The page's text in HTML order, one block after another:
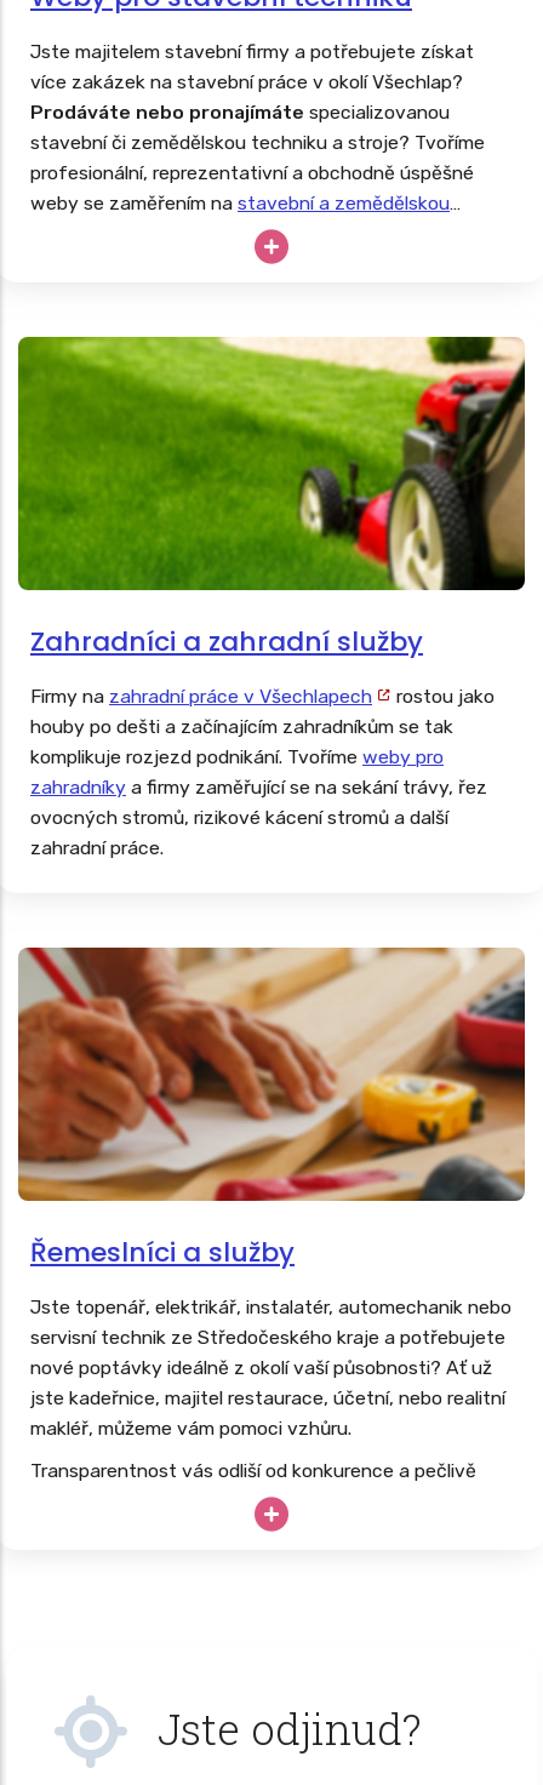
Jste majitelem stavební firmy a potřebujete získat
více zakázek na stavební práce v okolí Všechlap?
Prodáváte nebo pronajímáte specializovanou
stavební či zemědělskou techniku a stroje? Tvoříme
profesionální, reprezentativní a obchodně úspěšné
weby se zaměřením na stavební a zemědělskou
. Drahé stroje nesmějí zahálet, tak proč své
podnikání neopřít o dlouhodobě úspěšný web?
Zahradníci a zahradní služby
Firmy na zahradní práce v Všechlapech
rostou jako
houby po dešti a začínajícím zahradníkům se tak
komplikuje rozjezd podnikání. Tvoříme weby pro
zahradníky a firmy zaměřující se na sekání trávy, řez
ovocných stromů, rizikové kácení stromů a další
zahradní práce.
Řemeslníci a služby
Jste topenář, elektrikář, instalatér, automechanik nebo
servisní technik ze Středočeského kraje a potřebujete
nové poptávky ideálně z okolí vaší působnosti? Ať už
jste kadeřnice, majitel restaurace, účetní, nebo realitní
makléř, můžeme vám pomoci vzhůru.
Transparentnost vás odliší od konkurence a pečlivě
budovaný web vás dlouhodobě posune nad konkurenci.
Vaše drahocenné hodiny, know-how a špičkové
Jste odjinud?